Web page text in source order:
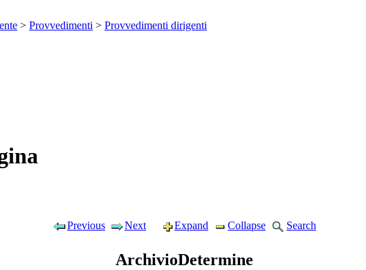
> Provvedimenti > Provvedimenti dirigenti
Previous Next Expand Collapse Search
ArchivioDetermine